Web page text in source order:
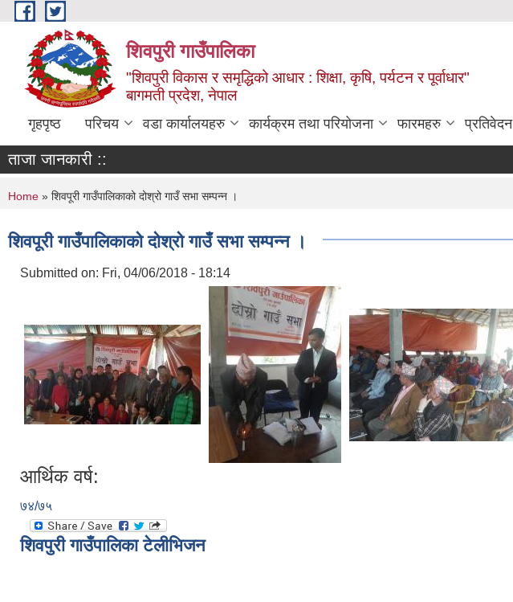
Skip to main content
शिवपुरी गाउँपालिका
"शिवपुरी विकास र समृद्धिको आधार : शिक्षा, कृषि, पर्यटन र पूर्वाधार"
बागमती प्रदेश, नेपाल
गृहपृष्ठ परिचय वडा कार्यालयहरु कार्यक्रम तथा परियोजना फारमहरु प्रतिवेदन
ताजा जानकारी ::
You are here
Home » शिवपूरी गाउँपालिकाको दोश्रो गाउँ सभा सम्पन्न ।
शिवपूरी गाउँपालिकाको दोश्रो गाउँ सभा सम्पन्न ।
Submitted on: Fri, 04/06/2018 - 18:14
आर्थिक वर्ष:
७४/७५
शिवपुरी गाउँपालिका टेलीभिजन